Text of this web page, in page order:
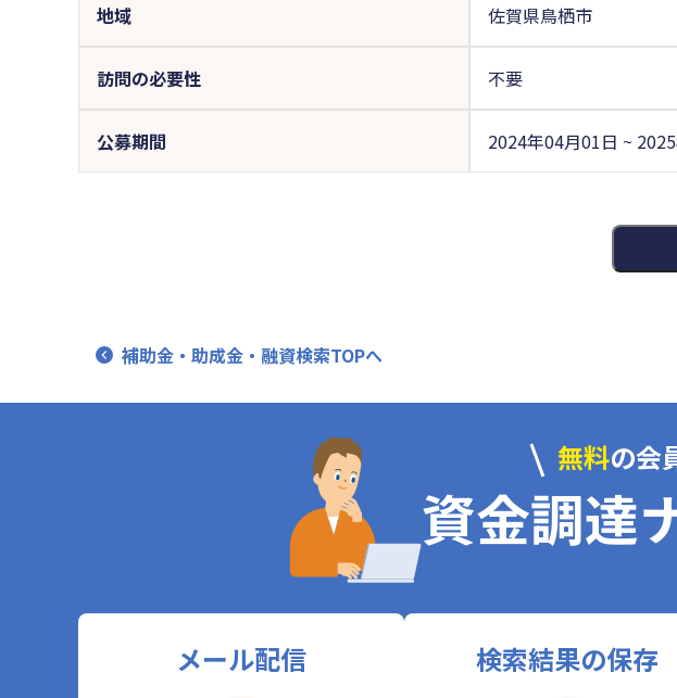
地域 佐賀県鳥栖市
訪問の必要性 不要
公募期間 2024年04月01日 ~
補助金・助成金・融資検索TOPへ
無料の会
資金調達
メール配信 検索結果の保存